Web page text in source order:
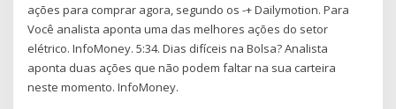
ações para comprar agora, segundo os -+ Dailymotion. Para
Você analista aponta uma das melhores ações do setor
elétrico. InfoMoney. 5:34. Dias difíceis na Bolsa? Analista
aponta duas ações que não podem faltar na sua carteira
neste momento. InfoMoney.